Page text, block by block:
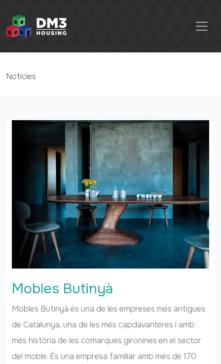
Notícies
Mobles Butinyà
Mobles Butinyà és una de les empreses més antigues
de Catalunya, una de les més capdavanteres i amb
més història de les comarques gironines en el sector
del moble. És una empresa familiar amb més de 170